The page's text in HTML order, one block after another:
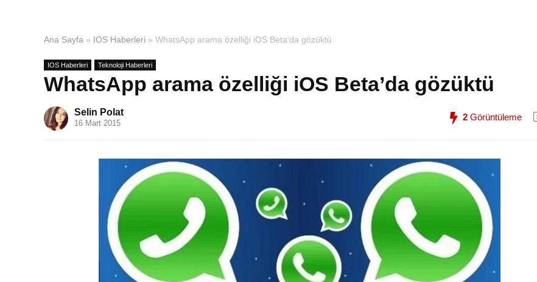
Ana Sayfa » IOS Haberleri » WhatsApp arama özelliği iOS Beta’da gözüktü
IOS Haberleri Teknoloji Haberleri
WhatsApp arama özelliği iOS Beta’da gözüktü
Selin Polat
16 Mart 2015
2 Görüntüleme